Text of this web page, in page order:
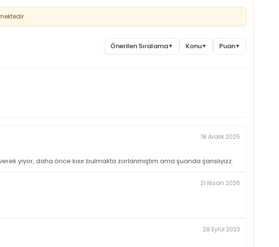
Önerilen Sıralama▼ Konu▼ Puan▼
18 Aralık 2025
yiyor, daha önce kısır bulmakta zorlanmıştım ama şuanda şanslıyızz.
21 Nisan 2026
29 Eylül 2023